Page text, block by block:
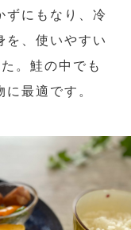
ずにもなり、冷
を、使いやすい
。鮭の中でも
最適です。